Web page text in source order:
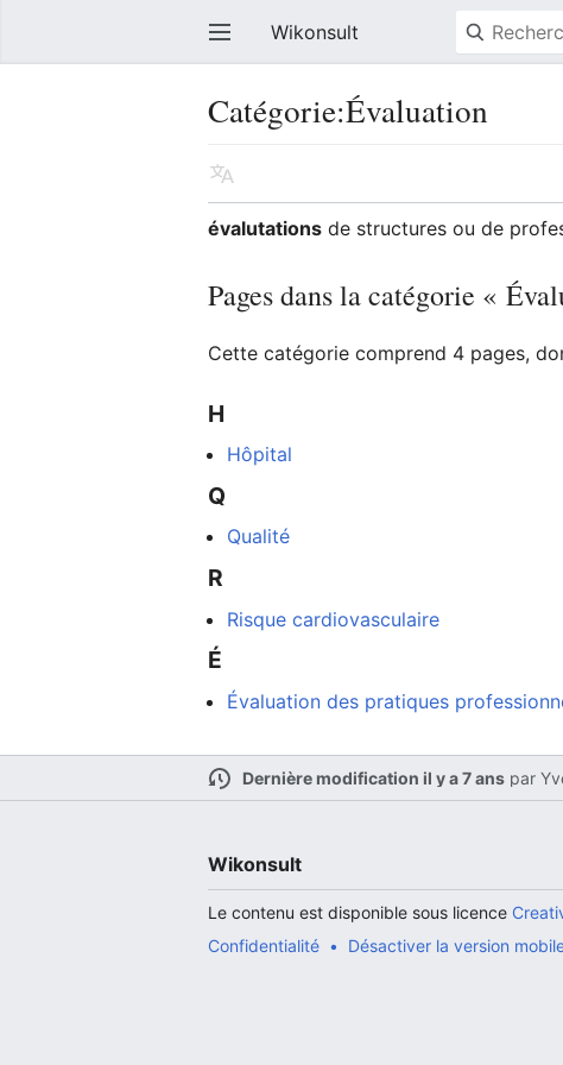
Ouvrir le menu principal
Wikonsult
Catégorie:Évaluation
Lire
évalutations de structures ou de
Pages dans la catégorie «
Cette catégorie comprend 4 pages,
H
Hôpital
Q
Qualité
R
Risque cardiovasculaire
É
Évaluation des pratiques
Dernière modification il y a 7 ans par
Wikonsult
Le contenu est disponible sous licence
Confidentialité
Désactiver la version